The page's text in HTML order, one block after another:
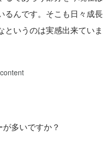
るんです。そこも日々成長
というのは実感出来ていま
多いですか？